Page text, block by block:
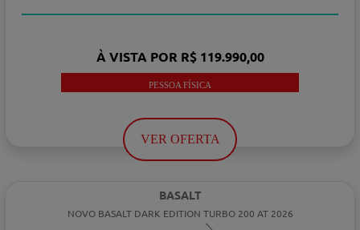
À VISTA POR R$ 119.990,00
PESSOA FÍSICA
VER OFERTA
BASALT
NOVO BASALT DARK EDITION TURBO 200 AT 2026